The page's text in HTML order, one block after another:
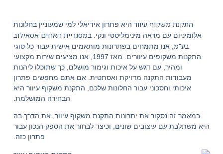
התקנת משקוף עיוור היא פתרון אידיאלי למי שמעוניין בחלונות
אלומיניום עם מראה מינימליסטי ונקי. במסגריית האחים אסאילוב
בע"מ , אנו מתמחים בפתרונות מותאמים אישית עבור כל סוגי
התקנות משקופים עיוורים. מאז 1997, אנו מציעים שירות מקצועי
ומהיר, עם דגש על איכות וגימור מושלם, כך שתוכלו ליהנות
מעבודות התקנה מדויקת ואסתטית. אם אתם מחפשים פתרון
איכותי וחסכוני עבור החלונות שלכם, התקנת משקוף עיוור היא
הבחירה המושלמת.
במאמר זה נסקור את יתרונות התקנת משקוף עיוור, את הדרך בה
היא משתלבת עם עיצובים שונים, וכיצד לבחור את הספק הנכון עבור
פתרון כזה.